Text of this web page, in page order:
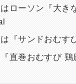
ローソン『大き
『サンドおむす
直巻おむすび